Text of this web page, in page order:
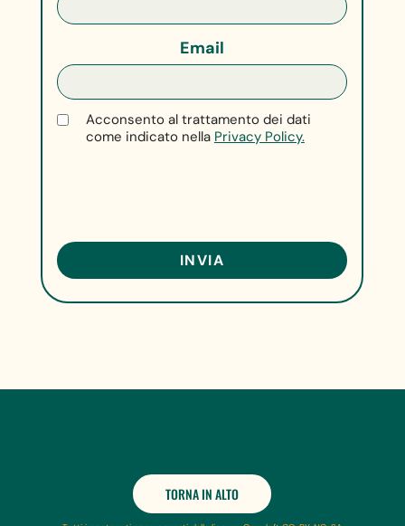
Email
Acconsento al trattamento dei dati
come indicato nella Privacy Policy.
TORNA IN ALTO